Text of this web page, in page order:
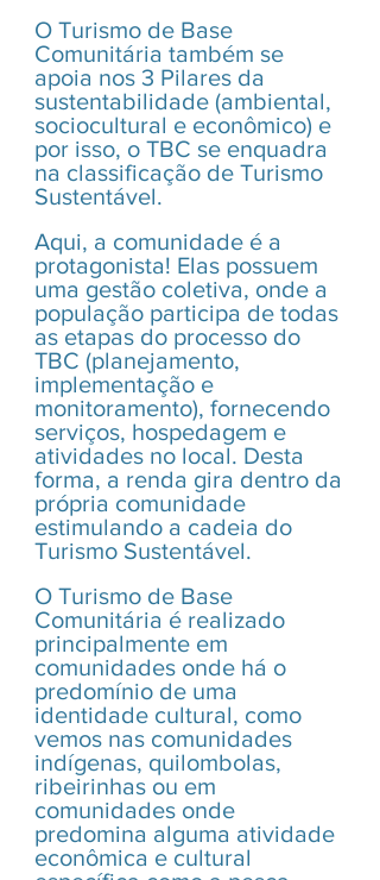
O Turismo de Base
Comunitária também se
apoia nos 3 Pilares da
sustentabilidade (ambiental,
sociocultural e econômico) e
por isso, o TBC se enquadra
na classificação de Turismo
Sustentável.
Aqui, a comunidade é a
protagonista! Elas possuem
uma gestão coletiva, onde a
população participa de todas
as etapas do processo do
TBC (planejamento,
implementação e
monitoramento), fornecendo
serviços, hospedagem e
atividades no local. Desta
forma, a renda gira dentro da
própria comunidade
estimulando a cadeia do
Turismo Sustentável.
O Turismo de Base
Comunitária é realizado
principalmente em
comunidades onde há o
predomínio de uma
identidade cultural, como
vemos nas comunidades
indígenas, quilombolas,
ribeirinhas ou em
comunidades onde
predomina alguma atividade
econômica e cultural